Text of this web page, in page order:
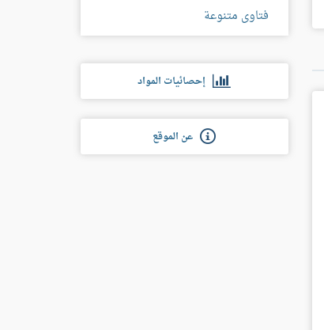
فتاوى متنوعة
إحصائيات المواد
عن الموقع